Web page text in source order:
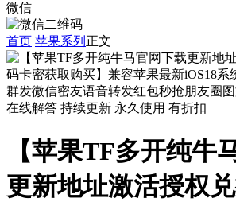
微信
首页 苹果系列 正文
在线解答 持续更新 永久使用 有折扣
【苹果TF多开纯牛
更新地址激活授权